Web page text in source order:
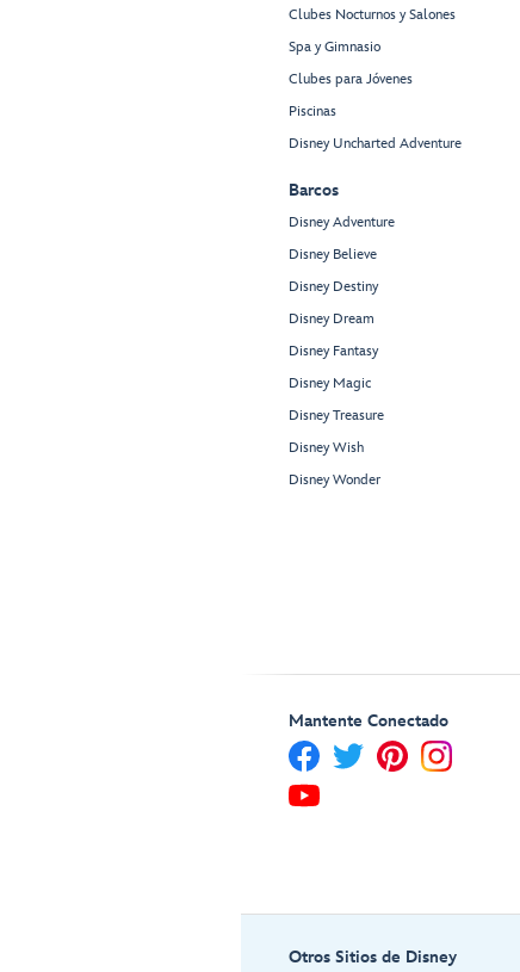
Clubes Nocturnos y Salones
Spa y Gimnasio
Clubes para Jóvenes
Piscinas
Disney Uncharted Adventure
Barcos
Disney Adventure
Disney Believe
Disney Destiny
Disney Dream
Disney Fantasy
Disney Magic
Disney Treasure
Disney Wish
Disney Wonder
Mantente Conectado
Otros Sitios de Disney